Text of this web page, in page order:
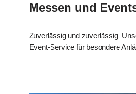
Messen und
Zuverlässig und zuverlässig:
Event-Service für besondere